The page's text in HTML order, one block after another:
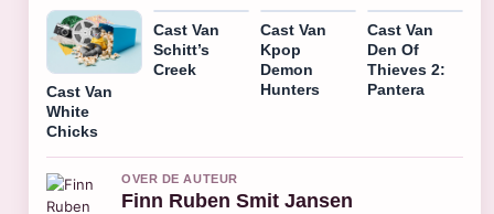
Cast Van
White
Chicks
Cast Van
Schitt’s
Creek
Cast Van
Kpop
Demon
Hunters
Cast Van
Den Of
Thieves 2:
Pantera
OVER DE AUTEUR
Finn Ruben Smit Jansen